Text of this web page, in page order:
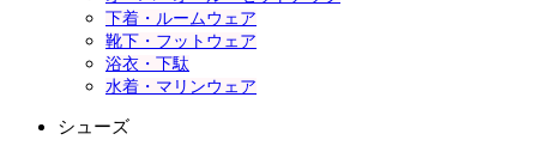
下着・ルームウェア
靴下・フットウェア
浴衣・下駄
水着・マリンウェア
シューズ